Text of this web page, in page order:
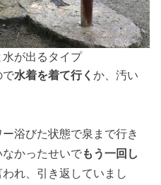
が出るタイプ
で水着を着て行くか、汚い
浴びた状態で泉まで行き
かったせいでもう一回し
われ、引き返していまし